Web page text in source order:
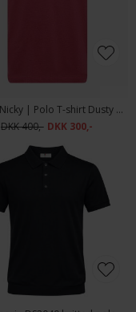
Signal - Nicky | Polo T-shirt Dusty Red Melange
DKK 400,- DKK 300,-